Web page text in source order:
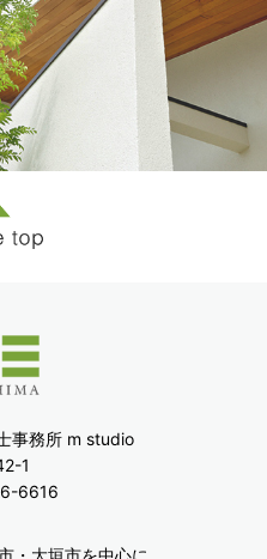
事務所 m studio
1
6616
・大垣市を中心に、